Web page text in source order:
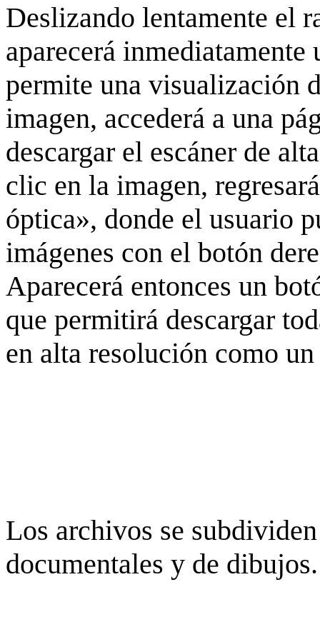
Deslizando lentamente el
aparecerá
permite una visualización
imagen, accederá a una
descargar el escáner de
clic en la imagen,
óptica», donde el usuario
imágenes con el botón
Aparecerá entonces un
que permitirá descargar
en alta resolución como
Los archivos se
documentales y de dibujos.